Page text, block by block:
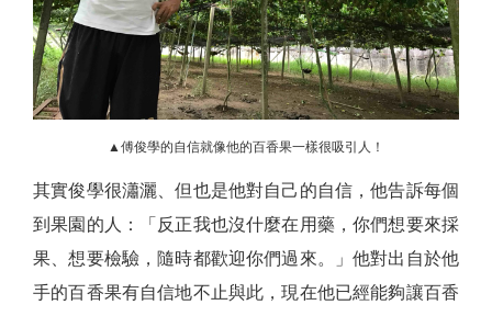
▲傅俊學的自信就像他的百香果一樣很吸引人！
其實俊學很瀟灑、但也是他對自己的自信，他告訴每個
到果園的人：「反正我也沒什麼在用藥，你們想要來採
果、想要檢驗，隨時都歡迎你們過來。」他對出自於他
手的百香果有自信地不止與此，現在他已經能夠讓百香